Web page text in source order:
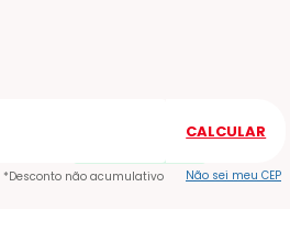
Não sei meu CEP